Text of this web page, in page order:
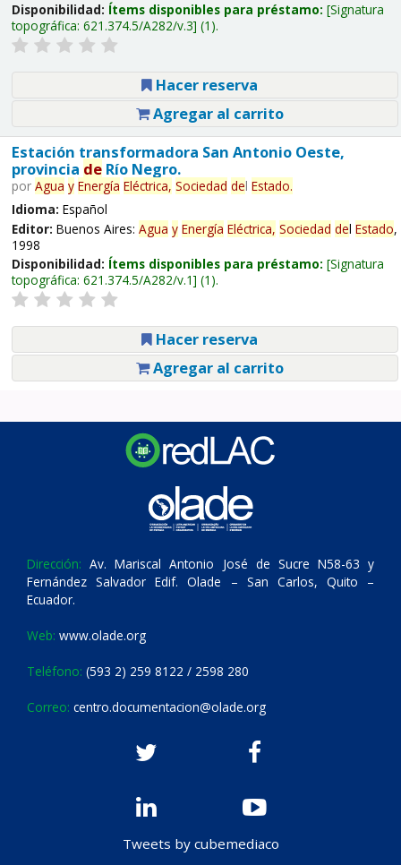
Disponibilidad: Ítems disponibles para préstamo: Signatura
topográfica: 621.374.5/A282/v.3 (1).
Hacer reserva
Agregar al carrito
Estación transformadora San Antonio Oeste,
provincia deRío Negro.
por Agua y Energía Eléctrica, Sociedad del Estado.
Idioma: Español
Editor: Buenos Aires: Agua y Energía Eléctrica, Sociedad del Estado,
1998
Disponibilidad: Ítems disponibles para préstamo: Signatura
topográfica: 621.374.5/A282/v.1 (1).
Hacer reserva
Agregar al carrito
Dirección: Av. Mariscal Antonio José de Sucre N58-63 y
Fernández Salvador Edif. Olade – San Carlos, Quito –
Ecuador.
Web: www.olade.org
Teléfono: (593 2) 259 8122 / 2598 280
Correo: centro.documentacion@olade.org
Tweets by cubemediaco